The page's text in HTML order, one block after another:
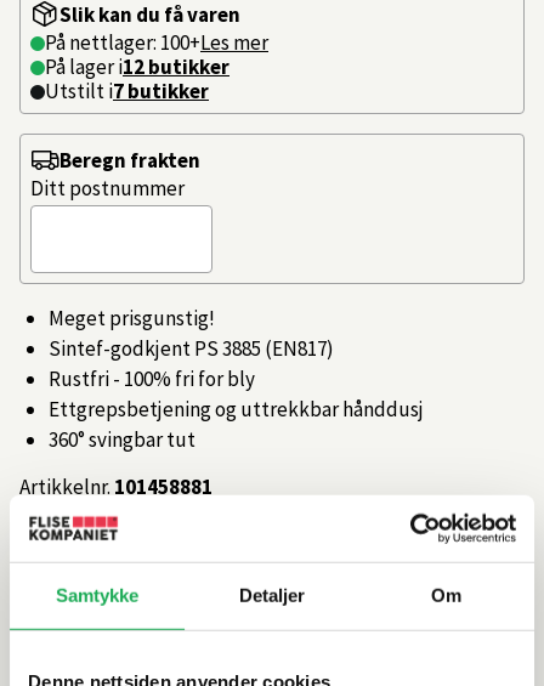
Samtykke Detaljer Om
Denne nettsiden anvender cookies
Slik kan du få varen
På nettlager: 100+Les mer
På lager i12 butikker
Utstilt i7butikker
Meget prisgunstig!
Sintef-godkjent PS 3885 (EN817)
Rustfri - 100% fri for bly
Ettgrepsbetjening og uttrekkbar hånddusj
360° svingbar tut
Artikkelnr. 101458881
Beregn frakten
Ditt postnummer
Produktinformasjon